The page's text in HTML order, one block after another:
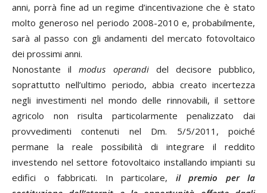
anni, porrà fine ad un regime d’incentivazione che è stato
molto generoso nel periodo 2008-2010 e, probabilmente,
sarà al passo con gli andamenti del mercato fotovoltaico
dei prossimi anni.
Nonostante ilmodus operandidel decisore pubblico,
soprattutto nell’ultimo periodo, abbia creato incertezza
negli investimenti nel mondo delle rinnovabili, il settore
agricolo non risulta particolarmente penalizzato dai
provvedimenti contenuti nel Dm. 5/5/2011, poiché
permane la reale possibilità di integrare il reddito
investendo nel settore fotovoltaico installando impianti su
edifici o fabbricati. In particolare, il premio per la